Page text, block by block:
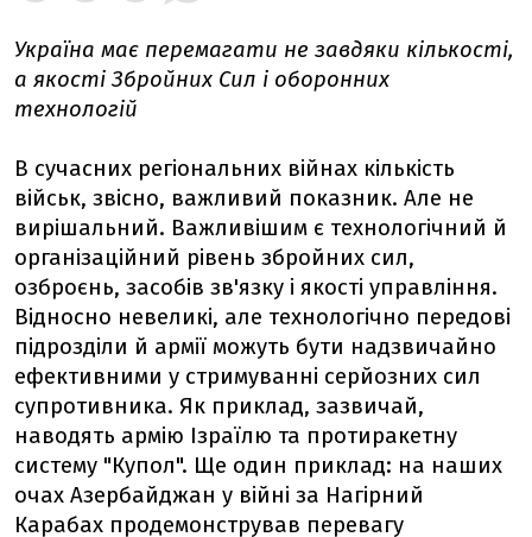
Україна має перемагати не завдяки кількості,
а якості Збройних Сил і оборонних
технологій
В сучасних регіональних війнах кількість
військ, звісно, важливий показник. Але не
вирішальний. Важливішим є технологічний й
організаційний рівень збройних сил,
озброєнь, засобів зв'язку і якості управління.
Відносно невеликі, але технологічно передові
підрозділи й армії можуть бути надзвичайно
ефективними у стримуванні серйозних сил
супротивника. Як приклад, зазвичай,
наводять армію Ізраїлю та протиракетну
систему "Купол". Ще один приклад: на наших
очах Азербайджан у війні за Нагірний
Карабах продемонстрував перевагу